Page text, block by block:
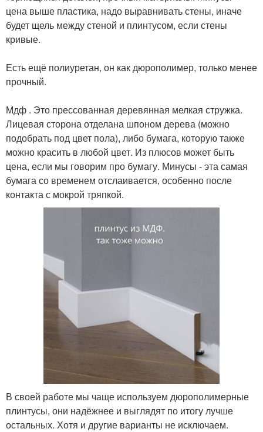
цена выше пластика, надо выравнивать стены, иначе
будет щель между стеной и плинтусом, если стены
кривые.
Есть ещё полиуретан, он как дюрополимер, только менее
прочный.
Мдф . Это прессованная деревянная мелкая стружка.
Лицевая сторона отделана шпоном дерева (можно
подобрать под цвет пола), либо бумага, которую также
можно красить в любой цвет. Из плюсов может быть
цена, если мы говорим про бумагу. Минусы - эта самая
бумага со временем отслаивается, особенно после
контакта с мокрой тряпкой.
В своей работе мы чаще используем дюрополимерные
плинтусы, они надёжнее и выглядят по итогу лучше
остальных. Хотя и другие варианты не исключаем.